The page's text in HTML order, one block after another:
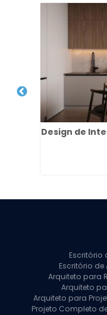
Design de
Escritório
Escritório
Arquiteto para
Arquiteto
Arquiteto para
Projeto Completo